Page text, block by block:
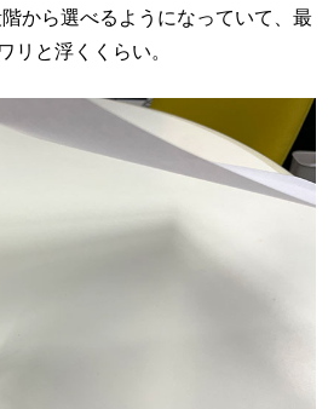
から選べるようになっていて、最
リと浮くくらい。